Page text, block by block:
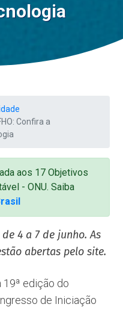
Confira a
aos 17 Objetivos
- ONU. Saiba
4 a 7 de junho. As
abertas pelo site.
19ª edição do
de Iniciação